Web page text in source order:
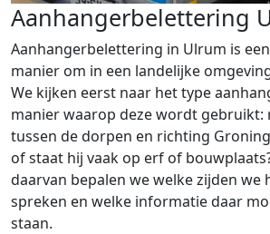
Aanhangerbelettering
Aanhangerbelettering in Ulrum is
manier om in een landelijke
We kijken eerst naar het type
manier waarop deze wordt gebruikt:
tussen de dorpen en richting
of staat hij vaak op erf of
daarvan bepalen we welke zijden we
spreken en welke informatie daar
staan.